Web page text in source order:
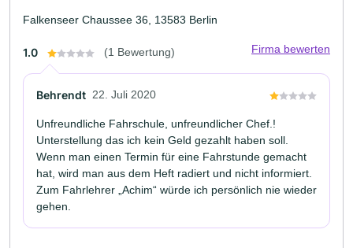
Falkenseer Chaussee 36, 13583 Berlin
1.0 (1 Bewertung) Firma bewerten
Behrendt 22. Juli 2020
Unfreundliche Fahrschule, unfreundlicher Chef.!
Unterstellung das ich kein Geld gezahlt haben soll.
Wenn man einen Termin für eine Fahrstunde gemacht
hat, wird man aus dem Heft radiert und nicht informiert.
Zum Fahrlehrer „Achim“ würde ich persönlich nie wieder
gehen.